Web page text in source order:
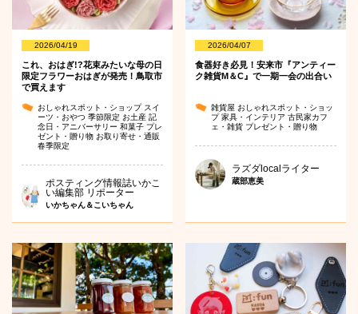
2026/04/19
これ、おはぎ!?花束みたいな母の日
限定フラワーおはぎが発売！鳥取市
で買えます
おしゃれスポット・ショップ スイ
ーツ・おやつ 季節限定 お土産 記
念日・アニバーサリー 和菓子 プレ
ゼント・贈り物 お取り寄せ・通販
春季限定
ポスティング情報誌いかこ
い編集部 リポーター
いかちゃん＆こいちゃん
2026/04/07
食器好き必見！安来市『アンティー
ク雑貨M＆C』で一期一会の出合い
雑貨屋 おしゃれスポット・ショッ
プ家具・インテリア古民家カフ
ェ・雑貨 プレゼント・贈り物
ラズダlocalライター
蔵部恵美